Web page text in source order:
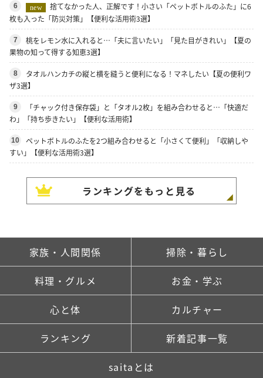
6 new
捨てなかった人、正解です！小さい「ペットボトルのふた」に6
枚も入った「防災対策」【便利な活用術3選】
7
桃をレモン水に入れると…「夫に言いたい」「見た目がきれい」【夏の
果物の知って得する知恵3選】
8
タオルハンカチの縦と横を縫うと便利になる！マネしたい【夏の便利ワ
ザ3選】
9
「チャック付き保存袋」と「タオル2枚」を組み合わせると…「快適だ
わ」「持ち歩きたい」【便利な活用術】
10
ペットボトルのふたを2つ組み合わせると「小さくて便利」「収納しや
すい」【便利な活用術3選】
ランキングをもっと見る
家族・人間関係 掃除・暮らし
料理・グルメ お金・学ぶ
心と体 カルチャー
ランキング 新着記事一覧
saitaとは